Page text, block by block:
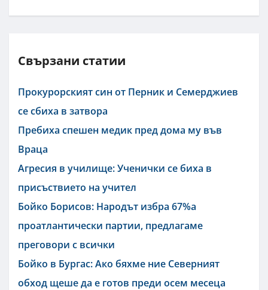
Свързани статии
Прокурорският син от Перник и Семерджиев
се сбиха в затвора
Пребиха спешен медик пред дома му във
Враца
Агресия в училище: Ученички се биха в
присъствието на учител
Бойко Борисов: Народът избра 67%а
проатлантически партии, предлагаме
преговори с всички
Бойко в Бургас: Ако бяхме ние Северният
обход щеше да е готов преди осем месеца